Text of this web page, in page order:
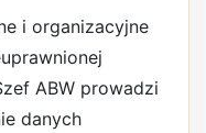
i organizacyjne
ABW prowadzi
danych